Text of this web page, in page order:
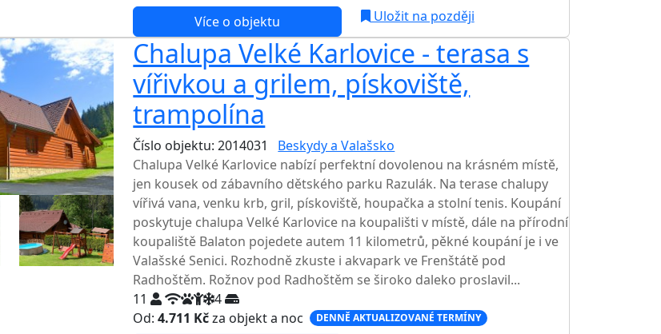
Více o objektu Uložit na později
Chalupa Velké Karlovice - terasa s
vířivkou a grilem, pískoviště,
trampolína
Číslo objektu: 2014031 Beskydy a Valašsko
Chalupa Velké Karlovice nabízí perfektní dovolenou na krásném místě,
jen kousek od zábavního dětského parku Razulák. Na terase chalupy
vířivá vana, venku krb, gril, pískoviště, houpačka a stolní tenis. Koupání
poskytuje chalupa Velké Karlovice na koupališti v místě, dále na přírodní
koupaliště Balaton pojedete autem 11 kilometrů, pěkné koupání je i ve
Valašské Senici. Rozhodně zkuste i akvapark ve Frenštátě pod
Radhoštěm. Rožnov pod Radhoštěm se široko daleko proslavil...
11
4
Od:4.711 Kčza objekt a noc DENNĚ AKTUALIZOVANÉ TERMÍNY